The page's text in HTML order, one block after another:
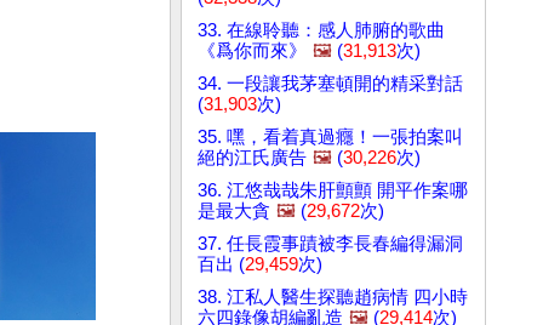
33. 在線聆聽：感人肺腑的歌曲
《爲你而來》
🖼️ (31,913次)
34. 一段讓我茅塞頓開的精采對話
(31,903次)
35. 嘿，看着真過癮！一張拍案叫
絕的江氏廣告 🖼️ (30,226次)
36. 江悠哉哉朱肝顫顫 開平作案哪
是最大貪 🖼️ (29,672次)
37. 任長霞事蹟被李長春編得漏洞
百出 (29,459次)
38. 江私人醫生探聽趙病情 四小時
六四錄像胡編亂造 🖼️ (29,414次)